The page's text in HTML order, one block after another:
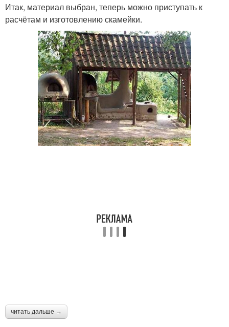
Итак, материал выбран, теперь можно приступать к
расчётам и изготовлению скамейки.
читать дальше →